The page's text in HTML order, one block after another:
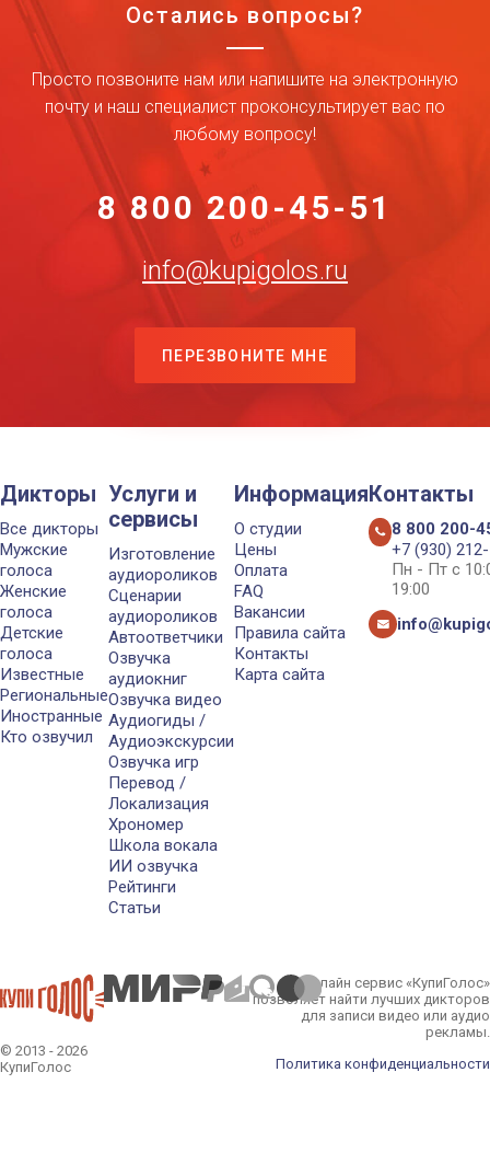
Остались вопросы?
Просто позвоните нам или напишите на электронную
почту и наш специалист проконсультирует вас по
любому вопросу!
8 800 200-45-51
info@kupigolos.ru
ПЕРЕЗВОНИТЕ МНЕ
Дикторы
Все дикторы
Мужские
голоса
Женские
голоса
Детские
голоса
Известные
Региональные
Иностранные
Кто озвучил
Услуги и
сервисы
Изготовление
аудиороликов
Сценарии
аудиороликов
Автоответчики
Озвучка
аудиокниг
Озвучка видео
Аудиогиды /
Аудиоэкскурсии
Озвучка игр
Перевод /
Локализация
Хрономер
Школа вокала
ИИ озвучка
Рейтинги
Статьи
Информация
О студии
Цены
Оплата
FAQ
Вакансии
Правила сайта
Контакты
Карта сайта
Контакты
8 800 200-
+7 (930)
Пн - Пт с
19:00
© 2013 - 2026
КупиГолос
Онлайн сервис «КупиГолос»
позволяет найти лучших дикторов
для записи видео или аудио
рекламы.
Политика конфиденциальности